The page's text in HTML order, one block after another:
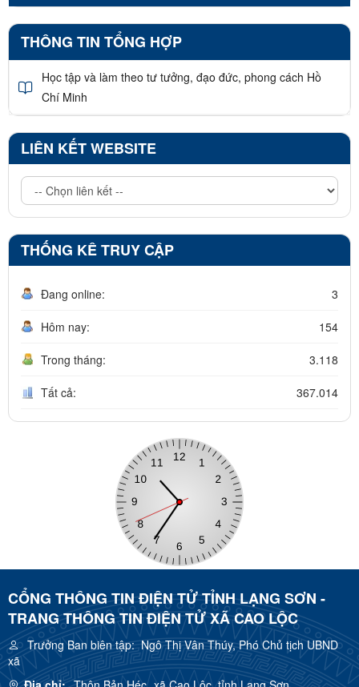
THÔNG TIN TỔNG HỢP
Học tập và làm theo tư tưởng, đạo đức, phong cách Hồ
Chí Minh
LIÊN KẾT WEBSITE
THỐNG KÊ TRUY CẬP
Đang online: 3
Hôm nay: 154
Trong tháng: 3.118
Tất cả: 367.014
CỔNG THÔNG TIN ĐIỆN TỬ TỈNH LẠNG SƠN -
TRANG THÔNG TIN ĐIỆN TỬ XÃ CAO LỘC
Trưởng Ban biên tập:Ngô Thị Vân Thúy, Phó Chủ tịch UBND
xã